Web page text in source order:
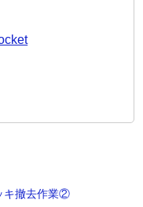
キ撤去作業②